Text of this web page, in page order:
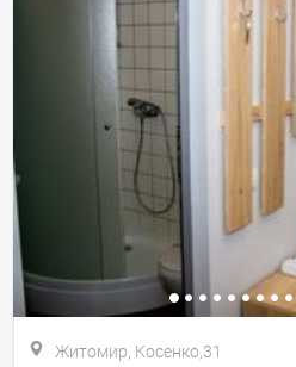
Житомир, Косенко,31